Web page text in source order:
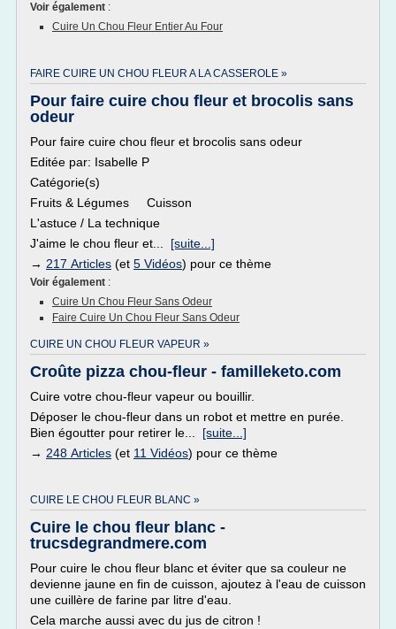
Voir également :
Cuire Un Chou Fleur Entier Au Four
FAIRE CUIRE UN CHOU FLEUR A LA CASSEROLE »
Pour faire cuire chou fleur et brocolis sans
odeur
Pour faire cuire chou fleur et brocolis sans odeur
Editée par: Isabelle P
Catégorie(s)
Fruits & Légumes Cuisson
L'astuce / La technique
J'aime le chou fleur et... [suite...]
→ 217 Articles (et 5 Vidéos) pour ce thème
Voir également :
Cuire Un Chou Fleur Sans Odeur
Faire Cuire Un Chou Fleur Sans Odeur
CUIRE UN CHOU FLEUR VAPEUR »
Croûte pizza chou-fleur - familleketo.com
Cuire votre chou-fleur vapeur ou bouillir.
Déposer le chou-fleur dans un robot et mettre en purée.
Bien égoutter pour retirer le... [suite...]
→ 248 Articles (et 11 Vidéos) pour ce thème
CUIRE LE CHOU FLEUR BLANC »
Cuire le chou fleur blanc -
trucsdegrandmere.com
Pour cuire le chou fleur blanc et éviter que sa couleur ne
devienne jaune en fin de cuisson, ajoutez à l'eau de cuisson
une cuillère de farine par litre d'eau.
Cela marche aussi avec du jus de citron !